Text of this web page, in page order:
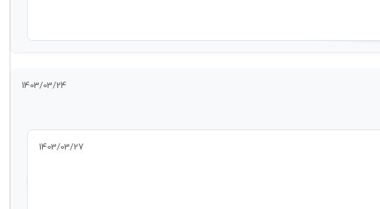
1403/03/24
1403/03/27